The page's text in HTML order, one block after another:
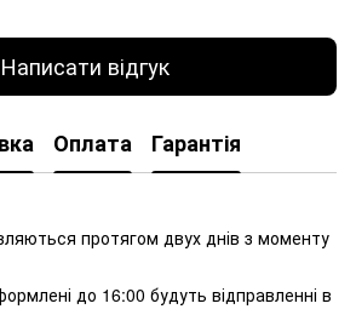
Написати відгук
Оплата Гарантія
протягом двух днів з моменту
до 16:00 будуть відправленні в